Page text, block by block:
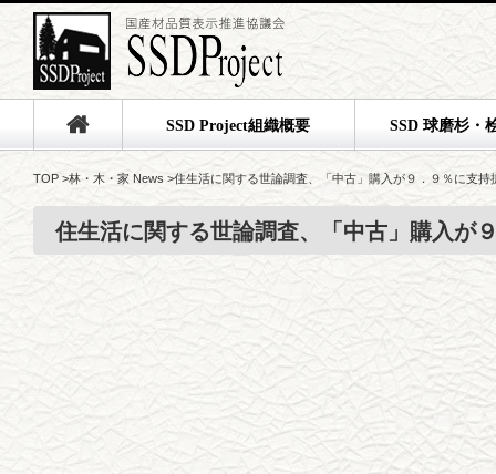
SSD Project組織概要 SSD 球磨杉・
TOP >林・木・家 News >住生活に関する世論調査、「中古」購入が９．９％に支持
住生活に関する世論調査、「中古」購入が